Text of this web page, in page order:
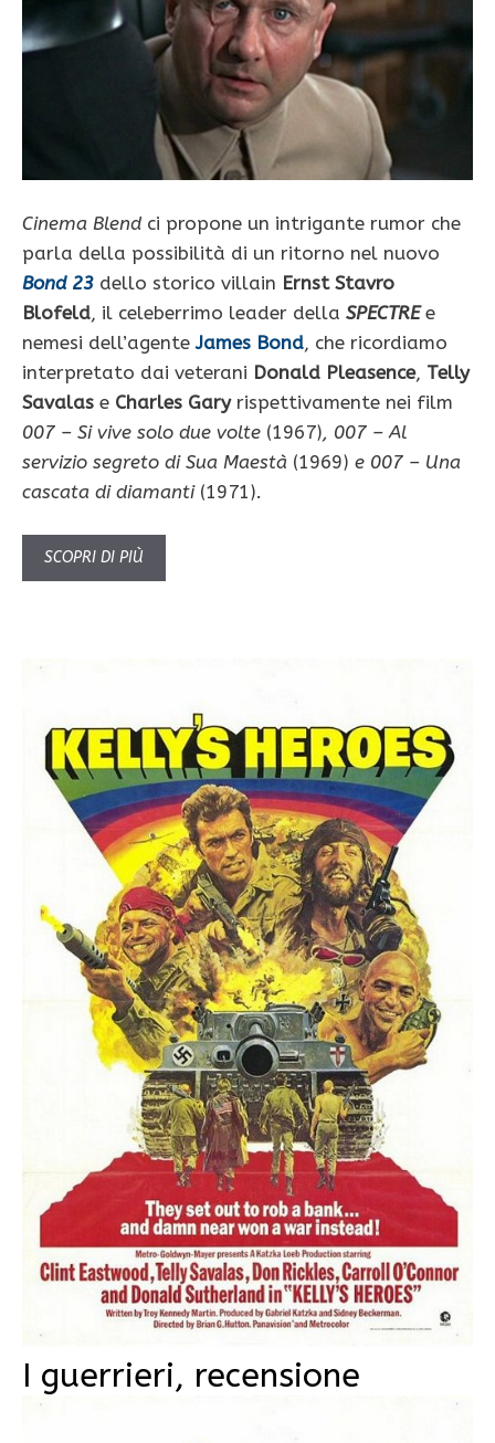
Cinema Blend ci propone un intrigante rumor che
parla della possibilità di un ritorno nel nuovo
Bond 23 dello storico villain Ernst Stavro
Blofeld, il celeberrimo leader della SPECTREe
nemesi dell’agenteJames Bond, che ricordiamo
interpretato dai veterani Donald Pleasence, Telly
Savalas e Charles Garyrispettivamente nei film
007 – Si vive solo due volte (1967), 007 – Al
servizio segreto di Sua Maestà (1969) e 007 – Una
cascata di diamanti (1971).
SCOPRI DI PIÙ
I guerrieri, recensione